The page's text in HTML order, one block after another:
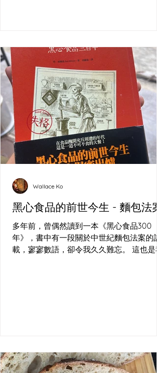
黑心食品的前世今生 - 麵包法案
多年前，曾偶然讀到一本《黑心食品300
年》，書中有一段關於中世紀麵包法案的記
載，寥寥數語，卻令我久久難忘。 這也是
Wallace Ko